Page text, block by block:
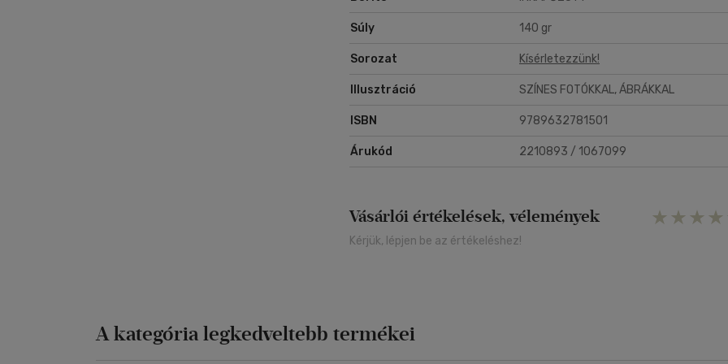
Súly 140 gr
Sorozat Kísérletezzünk!
Illusztráció SZÍNES FOTÓKKAL, ÁBRÁKKAL
ISBN 9789632781501
Árukód 2210893 / 1067099
Vásárlói értékelések, vélemények
Kérjük, lépjen be az értékeléshez!
A kategória legkedveltebb termékei